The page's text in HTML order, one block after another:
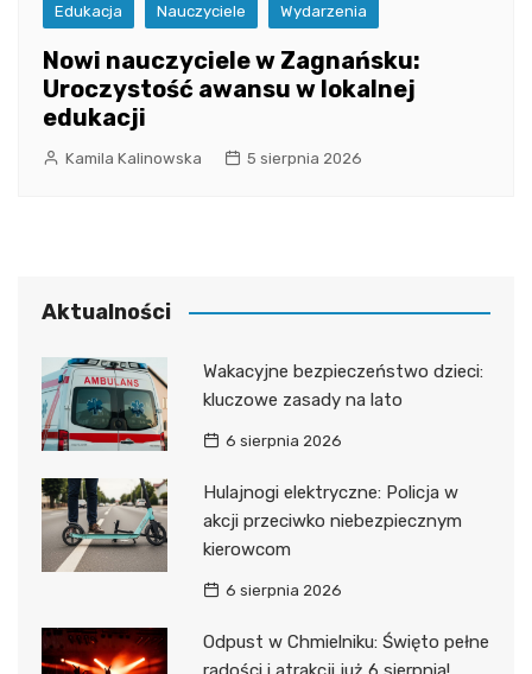
Edukacja Nauczyciele Wydarzenia
Nowi nauczyciele w Zagnańsku:
Uroczystość awansu w lokalnej
edukacji
Kamila Kalinowska 5 sierpnia 2026
Aktualności
Wakacyjne bezpieczeństwo dzieci:
kluczowe zasady na lato
6 sierpnia 2026
Hulajnogi elektryczne: Policja w
akcji przeciwko niebezpiecznym
kierowcom
6 sierpnia 2026
Odpust w Chmielniku: Święto pełne